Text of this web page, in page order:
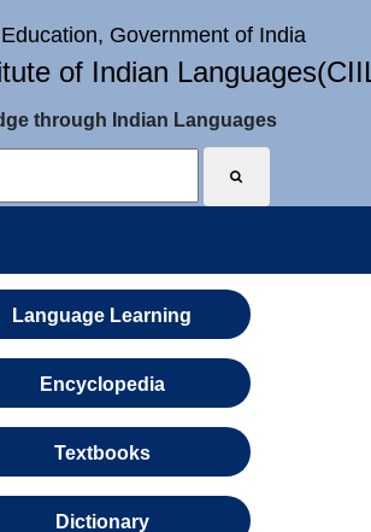
Government of India
of Indian
through Indian Languages
Language Learning
Encyclopedia
Textbooks
Dictionary